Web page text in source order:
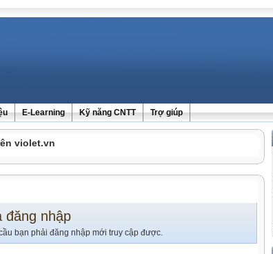
E-Learning Kỹ năng CNTT Trợ giúp
violet.vn
đăng nhập
bạn phải đăng nhập mới truy cập được.